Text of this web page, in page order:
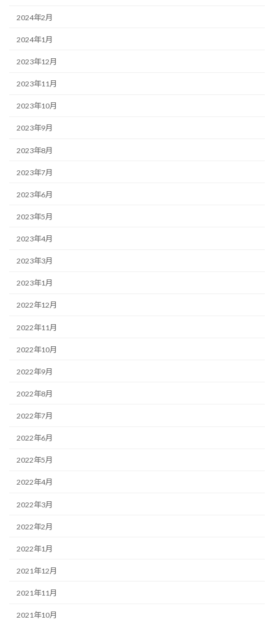
2024年2月
2024年1月
2023年12月
2023年11月
2023年10月
2023年9月
2023年8月
2023年7月
2023年6月
2023年5月
2023年4月
2023年3月
2023年1月
2022年12月
2022年11月
2022年10月
2022年9月
2022年8月
2022年7月
2022年6月
2022年5月
2022年4月
2022年3月
2022年2月
2022年1月
2021年12月
2021年11月
2021年10月